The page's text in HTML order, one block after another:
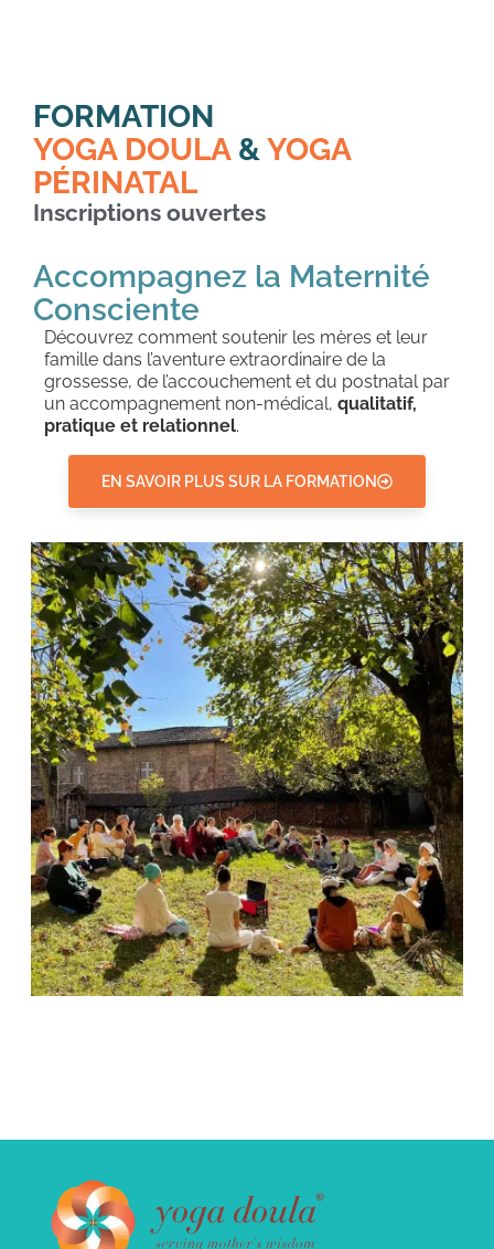
FORMATION
YOGA DOULA &YOGA
PÉRINATAL
Inscriptions ouvertes
Accompagnez la Maternité
Consciente
Découvrez comment soutenir les mères et leur
famille dans l’aventure extraordinaire de la
grossesse, de l’accouchement et du postnatal par
un accompagnement non-médical, qualitatif,
pratique et relationnel.
EN SAVOIR PLUS SUR LA FORMATION